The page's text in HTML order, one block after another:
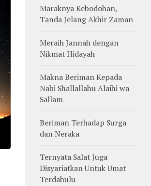
Maraknya Kebodohan,
Tanda Jelang Akhir Zaman
Meraih Jannah dengan
Nikmat Hidayah
Makna Beriman Kepada
Nabi Shallallahu Alaihi wa
Sallam
Beriman Terhadap Surga
dan Neraka
Ternyata Salat Juga
Disyariatkan Untuk Umat
Terdahulu